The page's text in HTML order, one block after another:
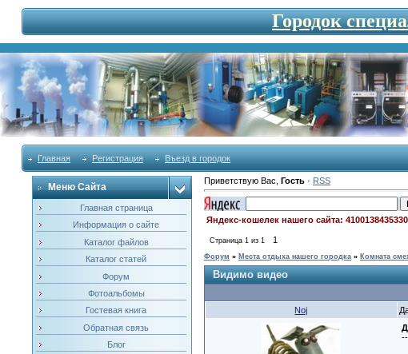
Городок
Главная Регистрация Въезд в городок
Меню Сайта
Главная страница
Информация о сайте
Каталог файлов
Каталог статей
Форум
Фотоальбомы
Гостевая книга
Обратная связь
Блог
Приветствую Вас Гость· RSS
Яндекс-кошелек нашего сайта: 4100138435330
Страница 1 из 1 1
Форум » Места отдыха нашего городка » Комната
Видимо видео
Noj